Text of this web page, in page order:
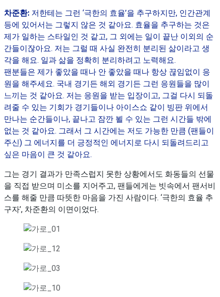
차준환: 저한테는 그런 ‘극한의 효율’을 추구하지만, 인간관계
등에 있어서는 그렇지 않은 것 같아요. 효율을 추구하는 것은
제가 일하는 스타일인 것 같고, 그 외에는 일이 끝난 이외의 순
간들이잖아요. 저는 그럴 때 사실 완전히 분리된 삶이라고 생
각을 해요. 일과 삶을 정확히 분리하려고 노력해요.
팬분들은 제가 좋았을 때나 안 좋았을 때나 항상 끊임없이 응
원을 해주세요. 국내 경기든 해외 경기든 그런 응원들을 많이
느끼는 것 같아요. 저는 응원을 받는 입장이고, 그걸 다시 되돌
려줄 수 있는 기회가 경기들이나 아이스쇼 같이 빙판 위에서
만나는 순간들이나, 끝나고 잠깐 뵐 수 있는 그런 시간들 밖에
없는 것 같아요. 그래서 그 시간에는 저도 가능한 만큼 (팬들이
주신) 그 에너지를 더 긍정적인 에너지로 다시 되돌려드리고
싶은 마음이 큰 것 같아요.
그는 경기 결과가 만족스럽지 못한 상황에서도 화동들의 선물
을 직접 받으며 미소를 지어주고, 팬들에게는 빗속에서 팬서비
스를 해줄 만큼 따뜻한 마음을 가진 사람이다. ‘극한의 효율 추
구자’, 차준환의 이면이었다.